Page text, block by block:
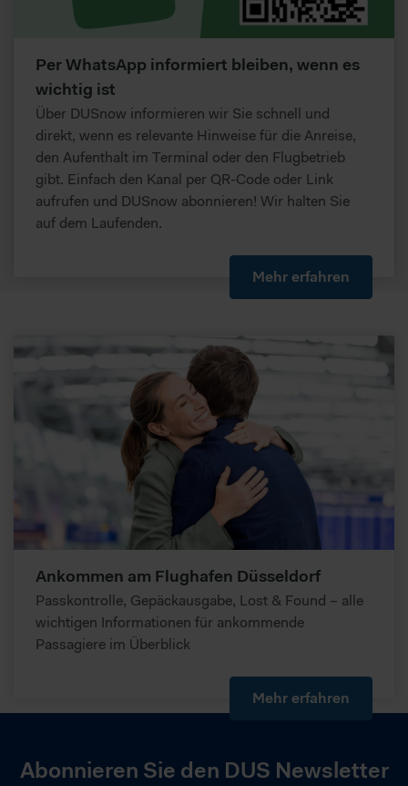
Per WhatsApp informiert bleiben, wenn es
wichtig ist
Über DUSnow informieren wir Sie schnell und
direkt, wenn es relevante Hinweise für die Anreise,
den Aufenthalt im Terminal oder den Flugbetrieb
gibt. Einfach den Kanal per QR-Code oder Link
aufrufen und DUSnow abonnieren! Wir halten Sie
auf dem Laufenden.
Mehr erfahren
Ankommen am Flughafen Düsseldorf
Passkontrolle, Gepäckausgabe, Lost & Found – alle
wichtigen Informationen für ankommende
Passagiere im Überblick
Mehr erfahren
Abonnieren Sie den DUS Newsletter